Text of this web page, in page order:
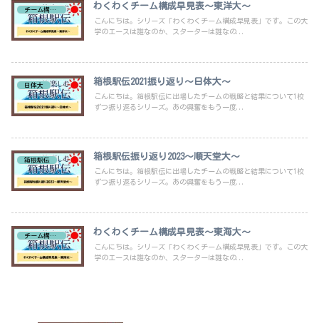
チーム構成早見表 わくわくチーム構成早見表～東洋大～
こんにちは。シリーズ「わくわくチーム構成早見表」です。この大
学のエースは誰なのか、スターターは誰なの...
日体大 箱根駅伝2021振り返り～日体大～
こんにちは。箱根駅伝に出場したチームの戦略と結果について1校
ずつ振り返るシリーズ。あの興奮をもう一度...
箱根駅伝 箱根駅伝振り返り2023～順天堂大～
こんにちは。箱根駅伝に出場したチームの戦略と結果について1校
ずつ振り返るシリーズ。あの興奮をもう一度...
チーム構成早見表 わくわくチーム構成早見表～東海大～
こんにちは。シリーズ「わくわくチーム構成早見表」です。この大
学のエースは誰なのか、スターターは誰なの...